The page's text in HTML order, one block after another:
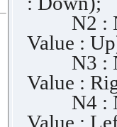
N2 :
Value :
N3 :
Value :
N4 :
Value :